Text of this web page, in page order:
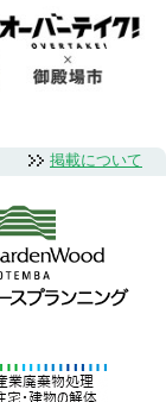
掲載について